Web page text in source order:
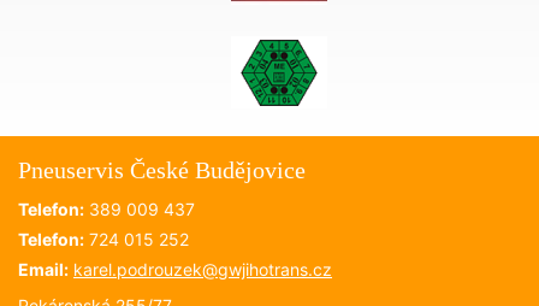
Pneuservis České Budějovice
Telefon: 389 009 437
Telefon: 724 015 252
Email: karel.podrouzek@gwjihotrans.cz